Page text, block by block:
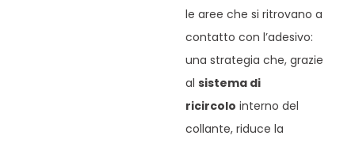
le aree che si ritrovano a
contatto con l’adesivo:
una strategia che, grazie
al sistema di
ricircolo interno del
collante, riduce la